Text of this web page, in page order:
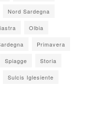
Nord Sardegna
Olbia
Primavera
Spiagge Storia
Sulcis Iglesiente